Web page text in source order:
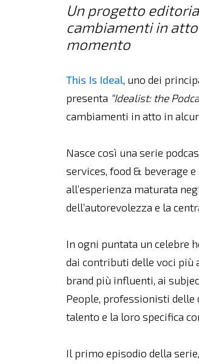
Un progetto
cambiamenti in
momento
This Is Ideal, uno dei
presenta “Idealist: the
cambiamenti in atto in
Nasce così una serie
services, food & beverage
all’esperienza maturata
dell’autorevolezza e la
In ogni puntata un celebre
dai contributi delle voci più
brand più influenti, ai
People, professionisti delle
talento e la loro specifica
Il primo episodio della